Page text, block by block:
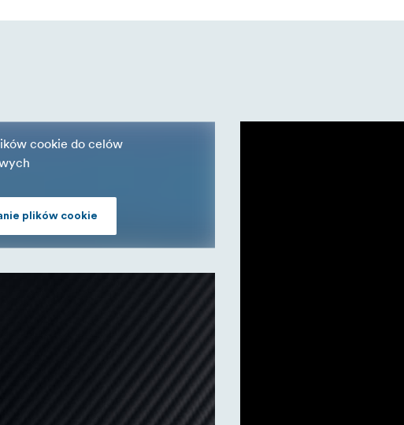
niezapomniane wrażenia dzięki płynowi do baniek PMI
cookie do celów
plików cookie